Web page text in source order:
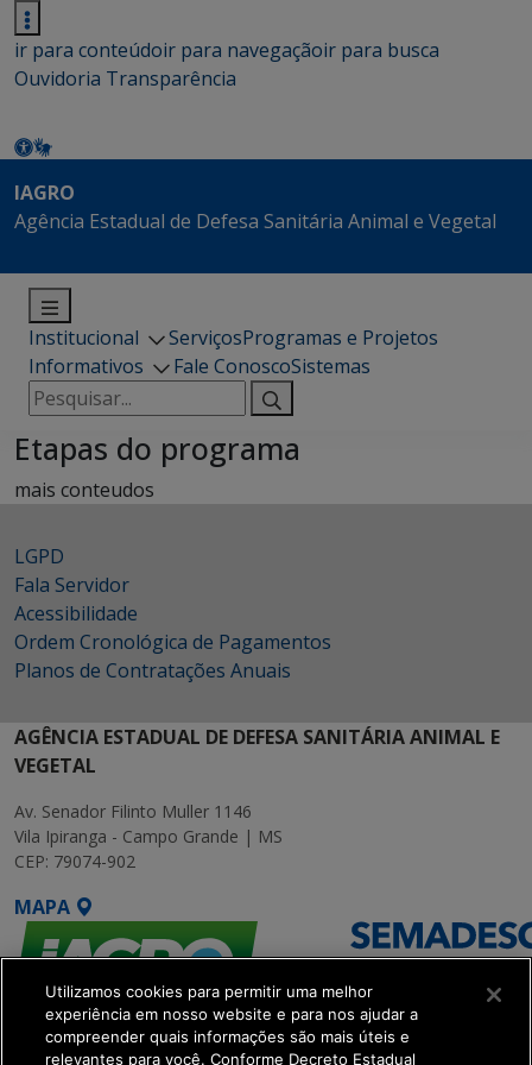
ir para conteúdoir para navegaçãoir para busca
Ouvidoria Transparência
IAGRO
Agência Estadual de Defesa Sanitária Animal e Vegetal
Institucional ServiçosProgramas e Projetos
Informativos
Fale ConoscoSistemas
Pesquisar
por:
Etapas do programa
mais conteudos
LGPD
Fala Servidor
Acessibilidade
Ordem Cronológica de Pagamentos
Planos de Contratações Anuais
AGÊNCIA ESTADUAL DE DEFESA SANITÁRIA ANIMAL E
VEGETAL
Av. Senador Filinto Muller 1146
Vila Ipiranga - Campo Grande | MS
CEP: 79074-902
MAPA
Utilizamos cookies para permitir uma melhor
experiência em nosso website e para nos ajudar a
compreender quais informações são mais úteis e
relevantes para você. Conforme Decreto Estadual